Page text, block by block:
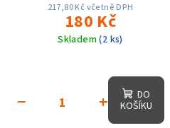
217,80 Kč včetně DPH
180 Kč
Skladem(2 ks)
+
−
DO
KOŠÍKU